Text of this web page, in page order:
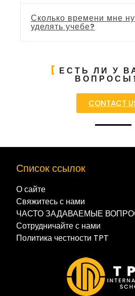
Сколько времени мне
уделять учебе?
ЕСТЬ ЛИ У
CONTACT
Список ссылок
О сайте
Свяжитесь с нами
ЧАСТО ЗАДАВАЕМЫЕ
Сотрудничайте с нами
Политика честности TPT